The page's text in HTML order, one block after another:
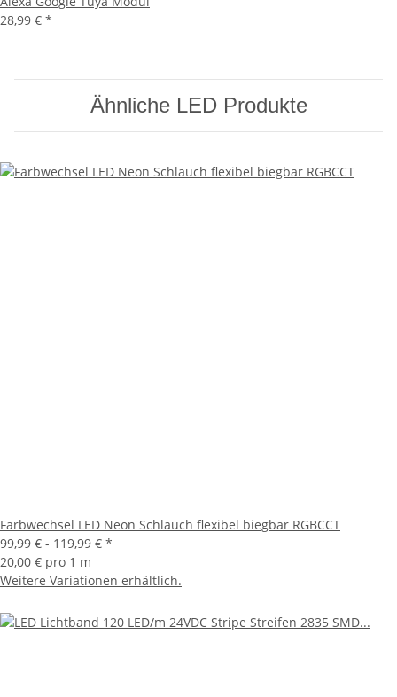
28,99 € *
Ähnliche LED Produkte
Farbwechsel LED Neon Schlauch flexibel biegbar RGBCCT
99,99 € - 119,99 € *
20,00 € pro 1 m
Weitere Variationen erhältlich.